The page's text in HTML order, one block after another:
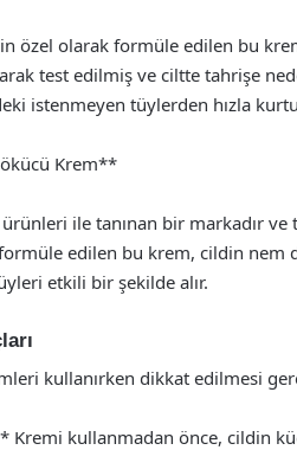
özel olarak formüle edilen bu
test edilmiş ve ciltte tahrişe
istenmeyen tüylerden hızla
Krem**
ürünleri ile tanınan bir markadır
edilen bu krem, cildin nem
etkili bir şekilde alır.
kullanırken dikkat edilmesi
Kremi kullanmadan önce, cildin